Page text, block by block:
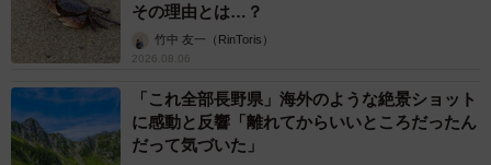
その理由とは…？
竹中 友一（RinToris）
2026.08.06
「これ全部長野県」海外のような絶景ショット
に感動と反響「離れてからいいところだったん
だって気づいた」